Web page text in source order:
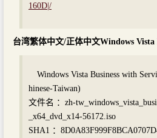
160D|/
台湾繁体中文/正体中文Windows
Windows Vista Business with
hinese-Taiwan)
文件名 ：zh-
_x64_dvd_x14-56172.iso
SHA1 ：